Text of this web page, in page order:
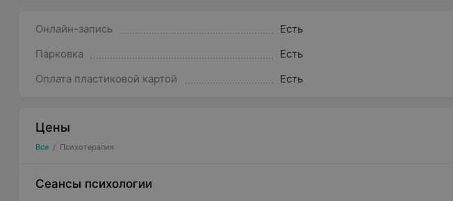
Онлайн-запись
Есть
Парковка
Есть
Оплата пластиковой картой
Есть
Цены
Все / Психотерапия
Сеансы психологии